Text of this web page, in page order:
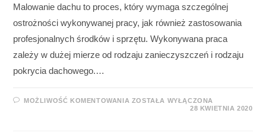
Malowanie dachu to proces, który wymaga szczególnej
ostrożności wykonywanej pracy, jak również zastosowania
profesjonalnych środków i sprzętu. Wykonywana praca
zależy w dużej mierze od rodzaju zanieczyszczeń i rodzaju
pokrycia dachowego.…
MOŻLIWOŚĆ KOMENTOWANIA ZOSTAŁA WYŁĄCZONA
28 KWIETNIA 2020